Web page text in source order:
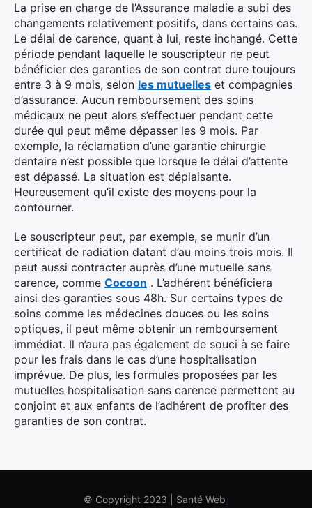
La prise en charge de l’Assurance maladie a subi des
changements relativement positifs, dans certains cas.
Le délai de carence, quant à lui, reste inchangé. Cette
période pendant laquelle le souscripteur ne peut
bénéficier des garanties de son contrat dure toujours
entre 3 à 9 mois, selon les mutuelles et compagnies
d’assurance. Aucun remboursement des soins
médicaux ne peut alors s’effectuer pendant cette
durée qui peut même dépasser les 9 mois. Par
exemple, la réclamation d’une garantie chirurgie
dentaire n’est possible que lorsque le délai d’attente
est dépassé. La situation est déplaisante.
Heureusement qu’il existe des moyens pour la
contourner.
Le souscripteur peut, par exemple, se munir d’un
certificat de radiation datant d’au moins trois mois. Il
peut aussi contracter auprès d’une mutuelle sans
carence, comme Cocoon . L’adhérent bénéficiera
ainsi des garanties sous 48h. Sur certains types de
soins comme les médecines douces ou les soins
optiques, il peut même obtenir un remboursement
immédiat. Il n’aura pas également de souci à se faire
pour les frais dans le cas d’une hospitalisation
imprévue. De plus, les formules proposées par les
mutuelles hospitalisation sans carence permettent au
conjoint et aux enfants de l’adhérent de profiter des
garanties de son contrat.
© Copyright 2023 | Santé Web